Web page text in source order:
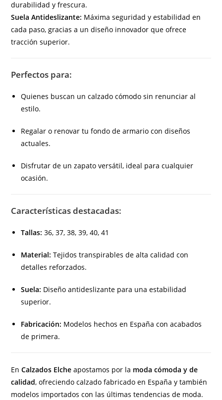
durabilidad y frescura.
Suela Antideslizante: Máxima seguridad y estabilidad en
cada paso, gracias a un diseño innovador que ofrece
tracción superior.
Perfectos para:
Quienes buscan un calzado cómodo sin renunciar al
estilo.
Regalar o renovar tu fondo de armario con diseños
actuales.
Disfrutar de un zapato versátil, ideal para cualquier
ocasión.
Características destacadas:
Tallas: 36, 37, 38, 39, 40, 41
Material: Tejidos transpirables de alta calidad con
detalles reforzados.
Suela: Diseño antideslizante para una estabilidad
superior.
Fabricación: Modelos hechos en España con acabados
de primera.
EnCalzados Elche apostamos por la moda cómoda y de
calidad, ofreciendo calzado fabricado en España y también
modelos importados con las últimas tendencias de moda.